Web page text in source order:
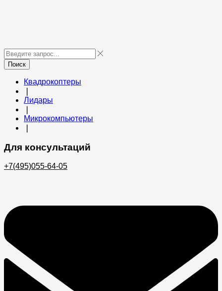
Поиск
Квадрокоптеры
Лидары
Микрокомпьютеры
Для консультаций
+7(495)055-64-05